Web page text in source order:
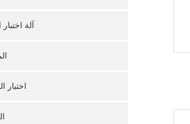
آلة
اختبار